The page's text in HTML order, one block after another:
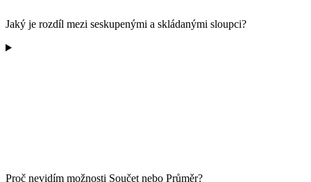
Jaký je rozdíl mezi seskupenými a skládanými sloupci?
Proč nevidím možnosti Součet nebo Průměr?